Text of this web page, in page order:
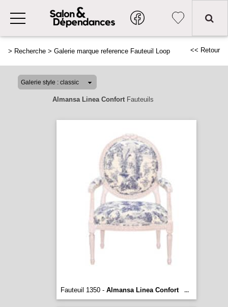
> Recherche > Galerie marque reference Fauteuil Loop << Retour
Almansa Linea ConfortFauteuils
Fauteuil 1350 - Almansa Linea Confort ...